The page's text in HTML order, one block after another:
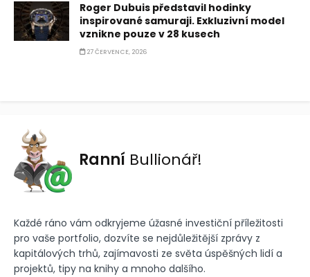
Roger Dubuis představil hodinky
inspirované samuraji. Exkluzivní model
vznikne pouze v 28 kusech
27 ČERVENCE, 2026
Ranní Bullionář!
Každé ráno vám odkryjeme úžasné investiční příležitosti
pro vaše portfolio, dozvíte se nejdůležitější zprávy z
kapitálových trhů, zajímavosti ze světa úspěšných lidí a
projektů, tipy na knihy a mnoho dalšího.